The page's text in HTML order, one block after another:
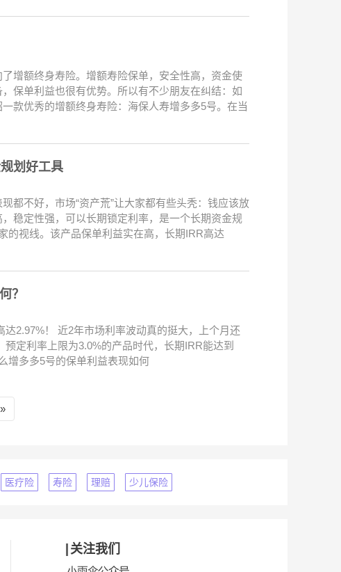
增额终身寿险。增额寿险保单，安全性高，资金使
保单利益也很有优势。所以有不少朋友在纠结：如
款优秀的增额终身寿险：海保人寿增多多5号。在当
划好工具
都不好，市场“资产荒”让大家都有些头秃：钱应该放
稳定性强，可以长期锁定利率，是一个长期资金规
的视线。该产品保单利益实在高，长期IRR高达
？
2.97%！ 近2年市场利率波动真的挺大，上个月还
定利率上限为3.0%的产品时代，长期IRR能达到
增多多5号的保单利益表现如何
»
医疗险 寿险 理赔 少儿保险
关注我们